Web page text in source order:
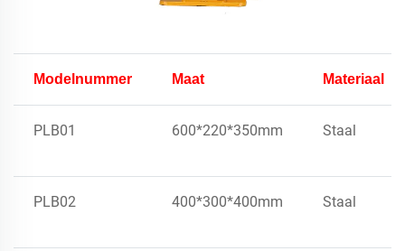
Modelnummer Maat Materiaal
PLB01 600*220*350mm Staal
PLB02 400*300*400mm Staal